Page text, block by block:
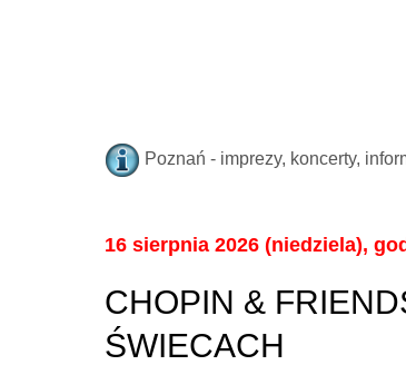
Poznań - imprezy, koncerty,
16 sierpnia 2026 (niedziela),
CHOPIN &
ŚWIECACH